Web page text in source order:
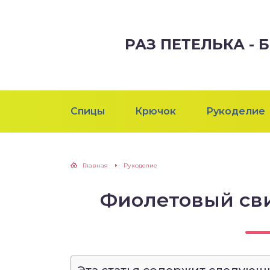
РАЗ ПЕТЕЛЬКА -
Спицы Крючок Рукоделие
Главная Рукоделие
Фиолетовый